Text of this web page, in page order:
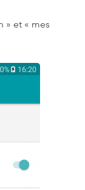
» et « mes